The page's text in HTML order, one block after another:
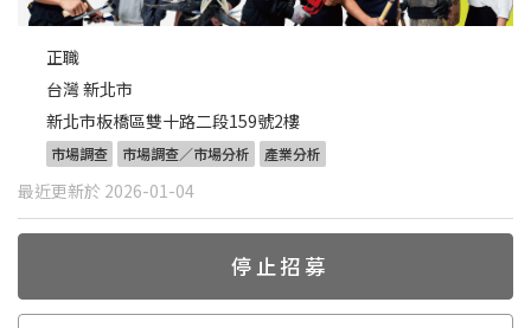
正職
台灣 新北市
新北市板橋區雙十路二段159號2樓
市場調查 市場調查／市場分析 產業分析
最近更新於 2026-01-04
停止招募